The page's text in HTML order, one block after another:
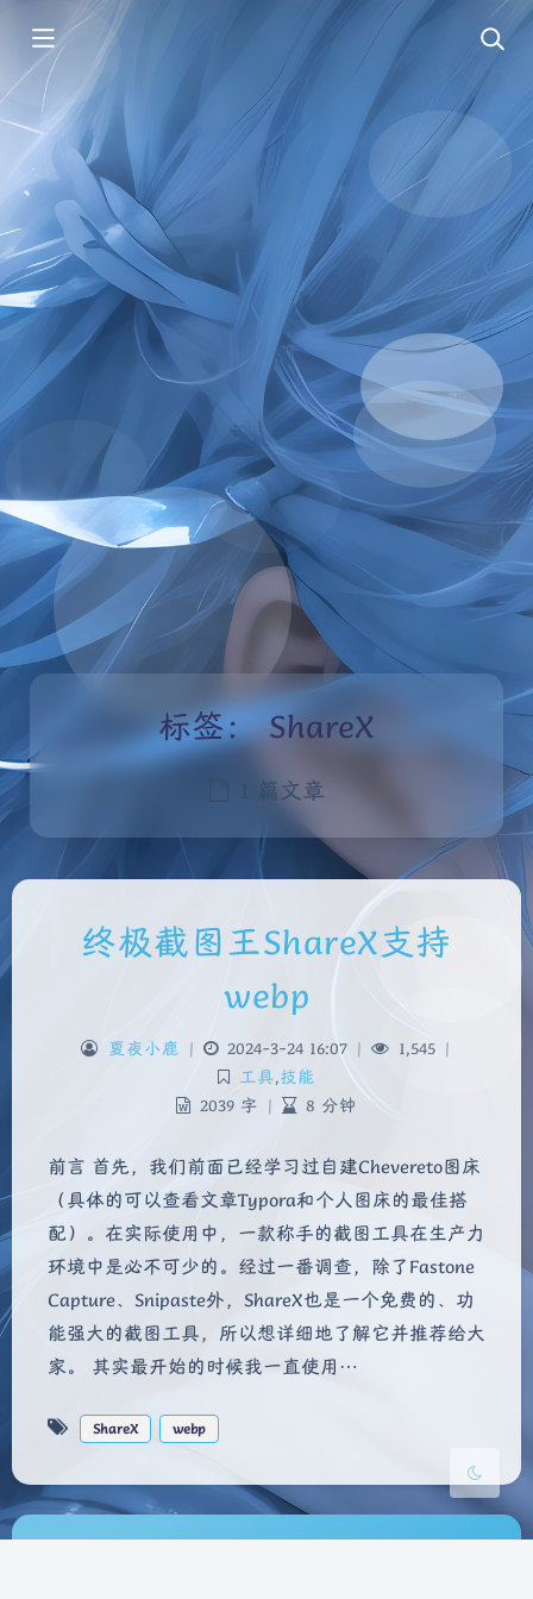
夜间模式
Sans Serif
浅阴影 深阴影
关闭 日落
标签：ShareX
1 篇文章
终极截图王ShareX支持
webp
夏夜小鹿 | 2024-3-24 16:07 | 1,545 |
工具,技能
2039 字 | 8 分钟
前言 首先，我们前面已经学习过自建Chevereto图床
（具体的可以查看文章Typora和个人图床的最佳搭
配）。在实际使用中，一款称手的截图工具在生产力
环境中是必不可少的。经过一番调查，除了Fastone
Capture、Snipaste外，ShareX也是一个免费的、功
能强大的截图工具，所以想详细地了解它并推荐给大
家。 其实最开始的时候我一直使用…
ShareX webp